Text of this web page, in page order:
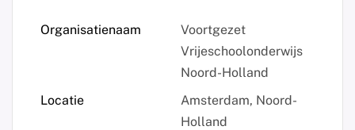
Organisatienaam
Voortgezet
Vrijeschoolonderwijs
Noord-Holland
Locatie
Amsterdam, Noord-
Holland